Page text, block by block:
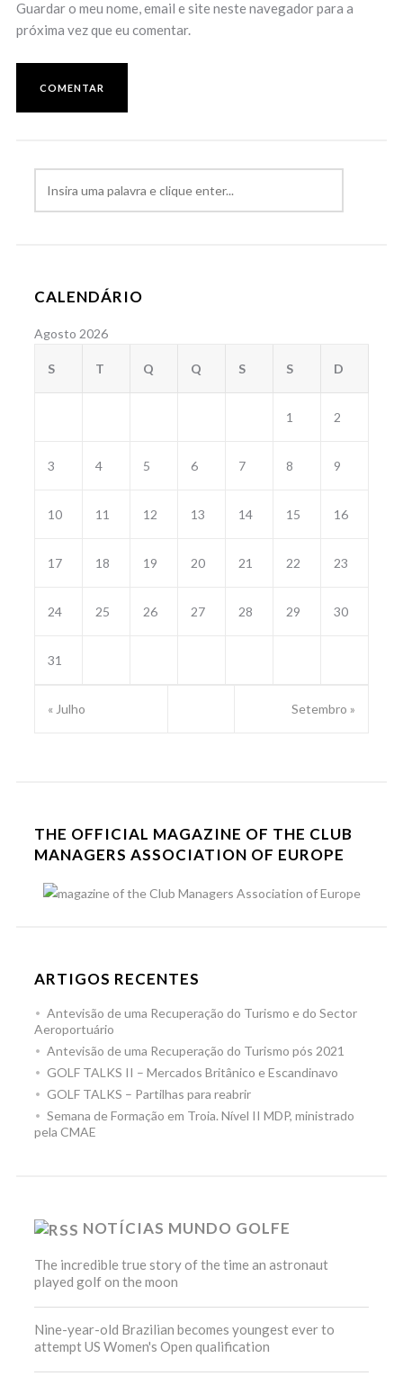
Guardar o meu nome, email e site neste navegador para a
próxima vez que eu comentar.
CALENDÁRIO
Agosto 2026
S T Q Q S S D
1 2
3 4 5 6 7 8 9
10 11 12 13 14 15 16
17 18 19 20 21 22 23
24 25 26 27 28 29 30
31
« Julho Setembro »
THE OFFICIAL MAGAZINE OF THE CLUB
MANAGERS ASSOCIATION OF EUROPE
ARTIGOS RECENTES
Antevisão de uma Recuperação do Turismo e do Sector
Aeroportuário
Antevisão de uma Recuperação do Turismo pós 2021
GOLF TALKS II – Mercados Britânico e Escandinavo
GOLF TALKS – Partilhas para reabrir
Semana de Formação em Troia. Nível II MDP, ministrado
pela CMAE
NOTÍCIAS MUNDO GOLFE
The incredible true story of the time an astronaut
played golf on the moon
Nine-year-old Brazilian becomes youngest ever to
attempt US Women's Open qualification